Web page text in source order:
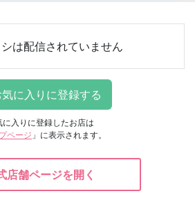
は配信されていません
に入りに登録したお店は
ページ 」に表示されます。
店舗ページを開く